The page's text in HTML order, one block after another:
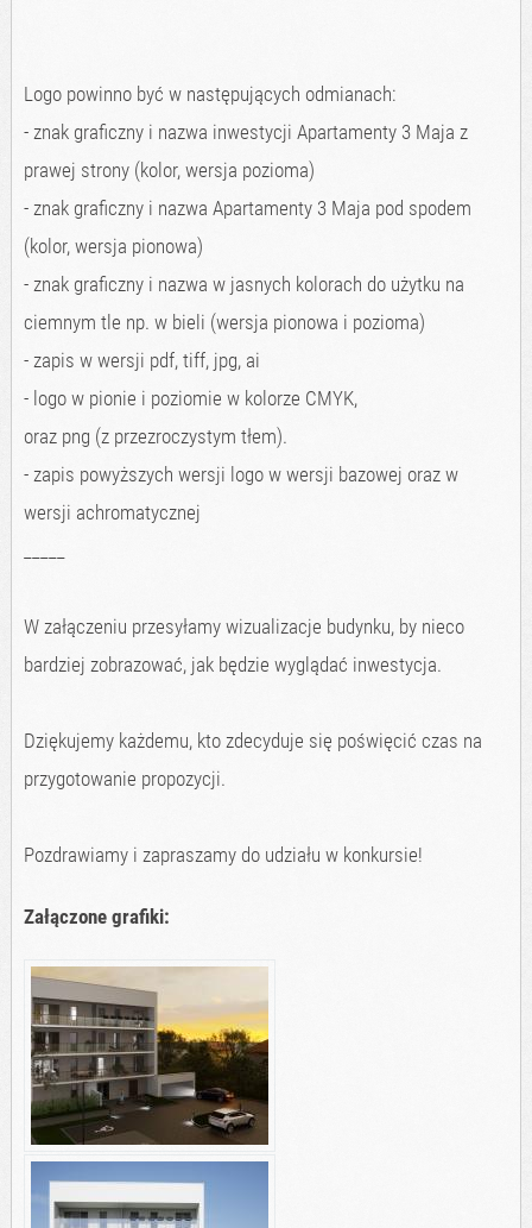
Logo powinno być w następujących odmianach:
- znak graficzny i nazwa inwestycji Apartamenty 3 Maja z
prawej strony (kolor, wersja pozioma)
- znak graficzny i nazwa Apartamenty 3 Maja pod spodem
(kolor, wersja pionowa)
- znak graficzny i nazwa w jasnych kolorach do użytku na
ciemnym tle np. w bieli (wersja pionowa i pozioma)
- zapis w wersji pdf, tiff, jpg, ai
- logo w pionie i poziomie w kolorze CMYK,
oraz png (z przezroczystym tłem).
- zapis powyższych wersji logo w wersji bazowej oraz w
wersji achromatycznej
W załączeniu przesyłamy wizualizacje budynku, by nieco
bardziej zobrazować, jak będzie wyglądać inwestycja.
Dziękujemy każdemu, kto zdecyduje się poświęcić czas na
przygotowanie propozycji.
Pozdrawiamy i zapraszamy do udziału w konkursie!
Załączone grafiki: